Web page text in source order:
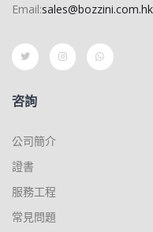
Email:sales@bozzini.com.hk
咨詢
公司簡介
證書
服務工程
常見問題